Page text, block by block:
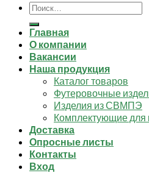
Искать:
Главная
О компании
Вакансии
Наша продукция
Каталог товаров
Футеровочные
Изделия из СВМПЭ
Комплектующие для
Доставка
Опросные листы
Контакты
Вход